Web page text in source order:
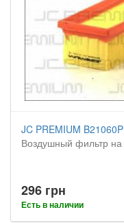
JC PREMIUM
Воздушный фильтр
296 грн
Есть в наличии